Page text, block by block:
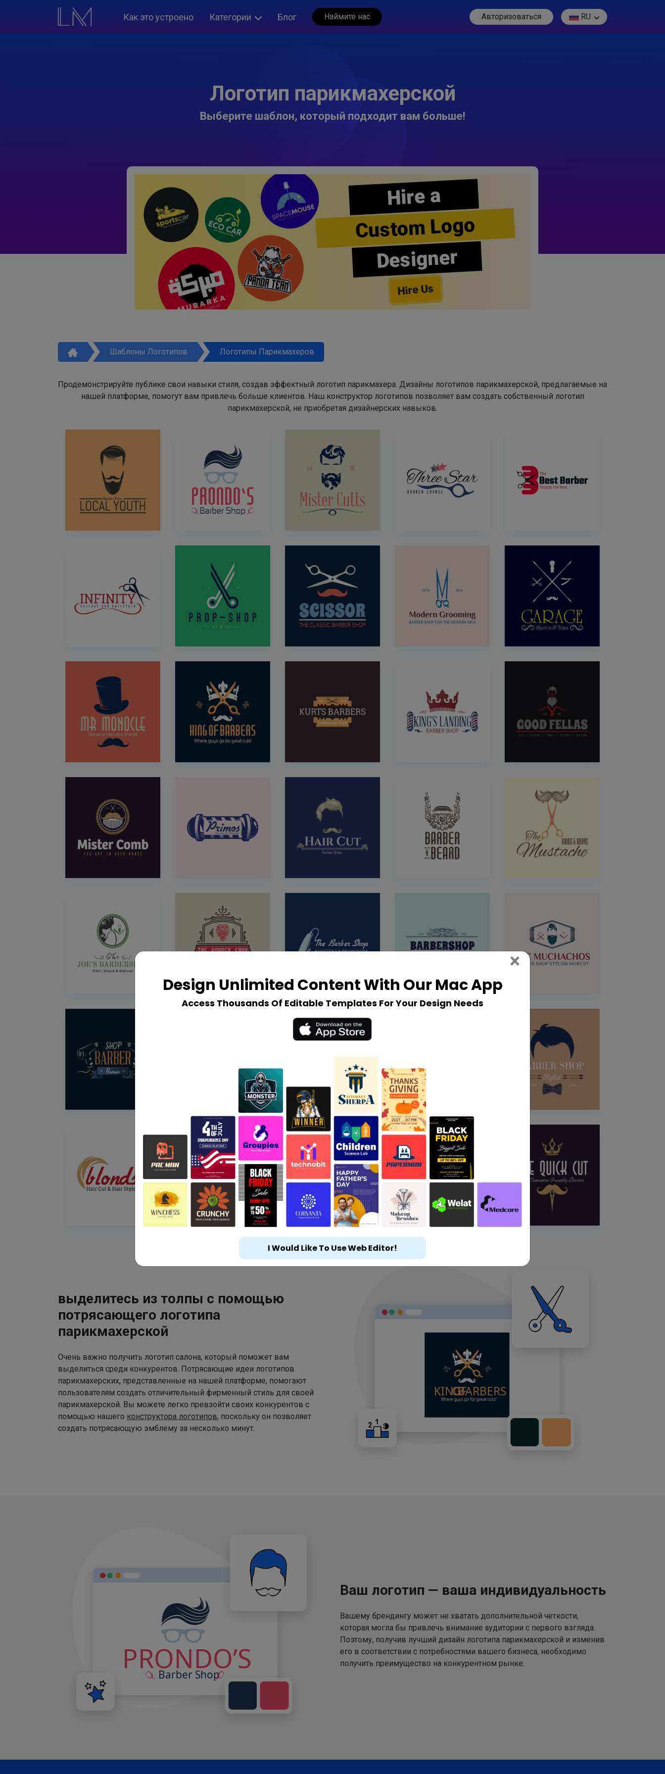
Как это устроено Категории Блог Наймите нас Авторизоваться RU
Логотип парикмахерской
Выберите шаблон, который подходит вам больше!
Hire a
Custom Logo
Designer
Hire Us
Шаблоны Логотипов Логотипы Парикмахеров
Продемонстрируйте публике свои навыки стиля, создав эффектный логотип парикмахера. Дизайны логотипов парикмахерской, предлагаемые на
нашей платформе, помогут вам привлечь больше клиентов. Наш конструктор логотипов позволяет вам создать собственный логотип
парикмахерской, не приобретая дизайнерских навыков.
выделитесь из толпы с помощью
потрясающего логотипа
парикмахерской
Очень важно получить логотип салона, который поможет вам
выделиться среди конкурентов. Потрясающие идеи логотипов
парикмахерских, представленные на нашей платформе, помогают
пользователям создать отличительный фирменный стиль для своей
парикмахерской. Вы можете легко превзойти своих конкурентов с
помощью нашего конструктора логотипов, поскольку он позволяет
создать потрясающую эмблему за несколько минут.
Ваш логотип — ваша индивидуальность
Вашему брендингу может не хватать дополнительной четкости,
которая могла бы привлечь внимание аудитории с первого взгляда.
Поэтому, получив лучший дизайн логотипа парикмахерской и изменив
его в соответствии с потребностями вашего бизнеса, необходимо
получить преимущество на конкурентном рынке.
Design Unlimited Content With Our Mac App
Access Thousands Of Editable Templates For Your Design Needs
× Close
I Would Like To Use Web Editor!